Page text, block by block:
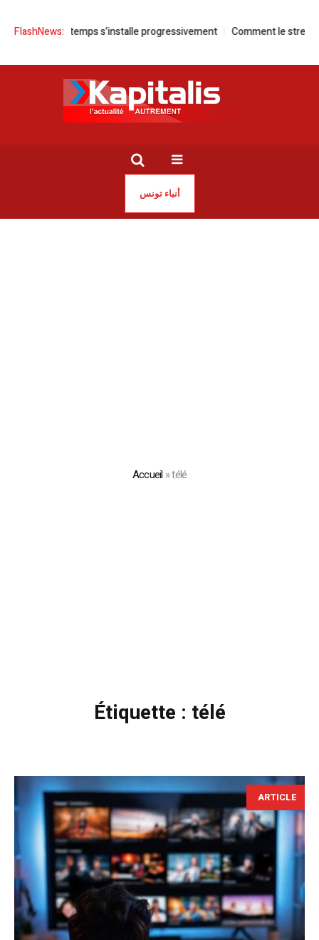
FlashNews:
beau temps s’installe progressivement Comment le streaming a
أنباء تونس
Accueil »télé
Étiquette : télé
ARTICLE